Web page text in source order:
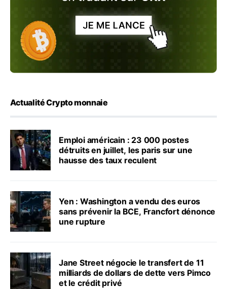
Actualité Crypto monnaie
Emploi américain : 23 000 postes
détruits en juillet, les paris sur une
hausse des taux reculent
Yen : Washington a vendu des euros
sans prévenir la BCE, Francfort dénonce
une rupture
Jane Street négocie le transfert de 11
milliards de dollars de dette vers Pimco
et le crédit privé